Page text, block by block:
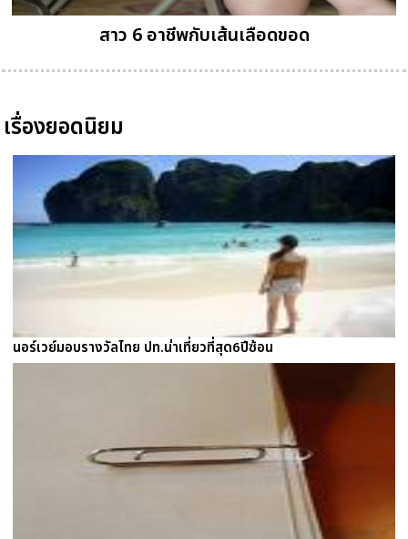
สาว 6 อาชีพกับเส้นเลือดขอด
เรื่องยอดนิยม
นอร์เวย์มอบรางวัลไทย ปท.น่าเที่ยวที่สุด6ปีซ้อน